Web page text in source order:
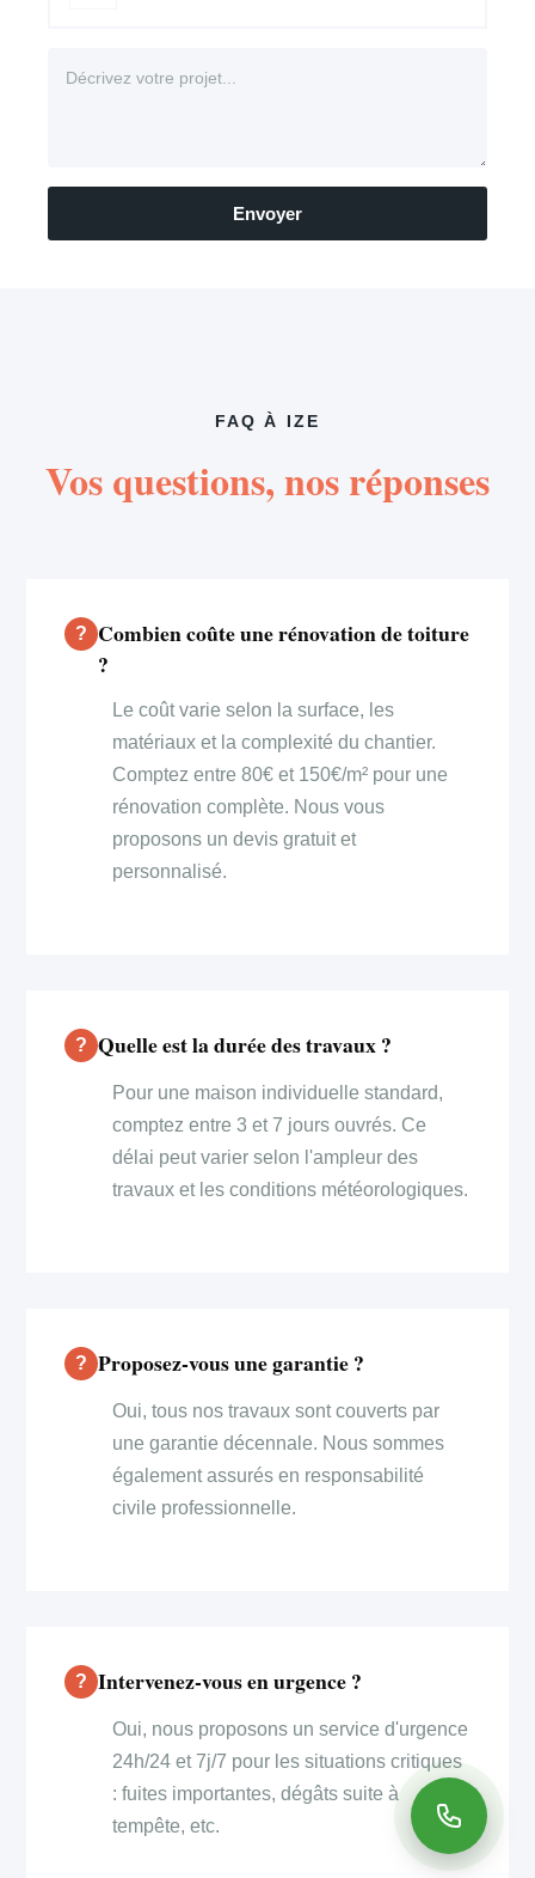
Envoyer
FAQ À IZE
Vos questions, nos réponses
Combien coûte une rénovation de toiture
?
Le coût varie selon la surface, les
matériaux et la complexité du chantier.
Comptez entre 80€ et 150€/m² pour une
rénovation complète. Nous vous
proposons un devis gratuit et
personnalisé.
Quelle est la durée des travaux ?
Pour une maison individuelle standard,
comptez entre 3 et 7 jours ouvrés. Ce
délai peut varier selon l'ampleur des
travaux et les conditions météorologiques.
Proposez-vous une garantie ?
Oui, tous nos travaux sont couverts par
une garantie décennale. Nous sommes
également assurés en responsabilité
civile professionnelle.
Intervenez-vous en urgence ?
Oui, nous proposons un service d'urgence
24h/24 et 7j/7 pour les situations critiques
: fuites importantes, dégâts suite à
tempête, etc.